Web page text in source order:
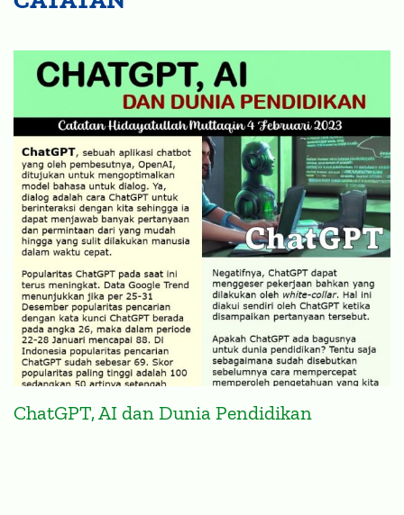
ChatGPT, AI dan Dunia Pendidikan